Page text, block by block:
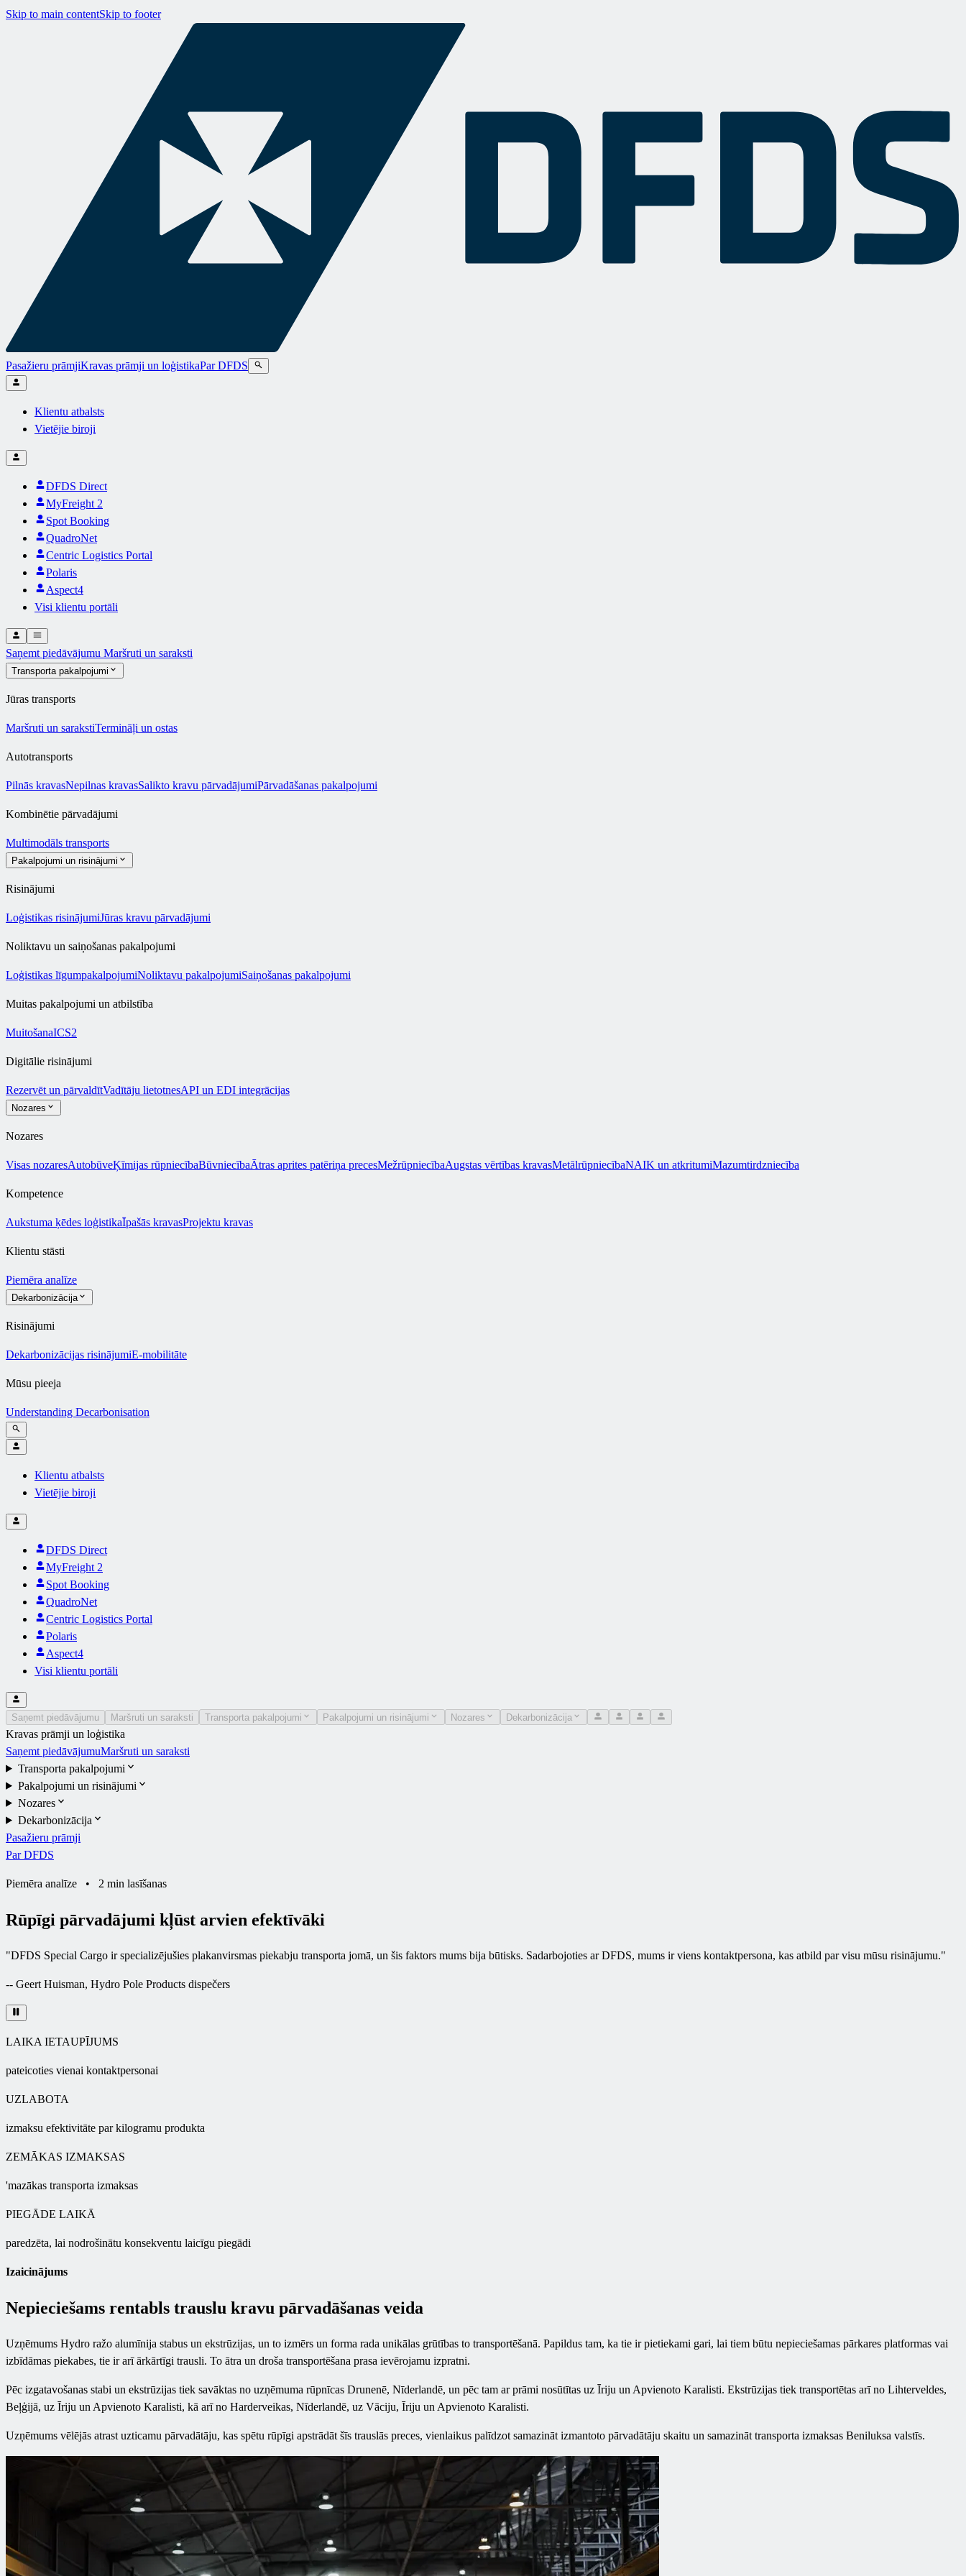
Skip to main contentSkip to footer
Pasažieru prāmjiKravas prāmji un loģistikaPar DFDS
Klientu atbalsts
Vietējie biroji
DFDS Direct
MyFreight 2
Spot Booking
QuadroNet
Centric Logistics Portal
Polaris
Aspect4
Visi klientu portāli
Saņemt piedāvājumu Maršruti un saraksti
Transporta pakalpojumi
Jūras transports
Maršruti un sarakstiTermināļi un ostas
Autotransports
Pilnās kravasNepilnas kravasSalikto kravu pārvadājumiPārvadāšanas pakalpojumi
Kombinētie pārvadājumi
Multimodāls transports
Pakalpojumi un risinājumi
Risinājumi
Loģistikas risinājumiJūras kravu pārvadājumi
Noliktavu un saiņošanas pakalpojumi
Loģistikas līgumpakalpojumiNoliktavu pakalpojumiSaiņošanas pakalpojumi
Muitas pakalpojumi un atbilstība
MuitošanaICS2
Digitālie risinājumi
Rezervēt un pārvaldītVadītāju lietotnesAPI un EDI integrācijas
Nozares
Nozares
Visas nozaresAutobūveĶīmijas rūpniecībaBūvniecībaĀtras aprites patēriņa precesMežrūpniecībaAugstas vērtības kravasMetālrūpniecībaNAIK un atkritumiMazumtirdzniecība
Kompetence
Aukstuma ķēdes loģistikaĪpašās kravasProjektu kravas
Klientu stāsti
Piemēra analīze
Dekarbonizācija
Risinājumi
Dekarbonizācijas risinājumiE-mobilitāte
Mūsu pieeja
Understanding Decarbonisation
Klientu atbalsts
Vietējie biroji
DFDS Direct
MyFreight 2
Spot Booking
QuadroNet
Centric Logistics Portal
Polaris
Aspect4
Visi klientu portāli
Saņemt piedāvājumu Maršruti un saraksti Transporta pakalpojumi Pakalpojumi un risinājumi Nozares Dekarbonizācija
Kravas prāmji un loģistika
Saņemt piedāvājumuMaršruti un saraksti
Transporta pakalpojumi
Pakalpojumi un risinājumi
Nozares
Dekarbonizācija
Pasažieru prāmji
Par DFDS
Piemēra analīze • 2 min lasīšanas
Rūpīgi pārvadājumi kļūst arvien efektīvāki
"DFDS Special Cargo ir specializējušies plakanvirsmas piekabju transporta jomā, un šis faktors mums bija būtisks. Sadarbojoties ar DFDS, mums ir viens kontaktpersona, kas atbild par visu mūsu risinājumu."
-- Geert Huisman, Hydro Pole Products dispečers
LAIKA IETAUPĪJUMS
pateicoties vienai kontaktpersonai
UZLABOTA
izmaksu efektivitāte par kilogramu produkta
ZEMĀKAS IZMAKSAS
'mazākas transporta izmaksas
PIEGĀDE LAIKĀ
paredzēta, lai nodrošinātu konsekventu laicīgu piegādi
Izaicinājums
Nepieciešams rentabls trauslu kravu pārvadāšanas veida
Uzņēmums Hydro ražo alumīnija stabus un ekstrūzijas, un to izmērs un forma rada unikālas grūtības to transportēšanā. Papildus tam, ka tie ir pietiekami gari, lai tiem būtu nepieciešamas pārkares platformas vai
izbīdāmas piekabes, tie ir arī ārkārtīgi trausli. To ātra un droša transportēšana prasa ievērojamu izpratni.
Pēc izgatavošanas stabi un ekstrūzijas tiek savāktas no uzņēmuma rūpnīcas Drunenē, Nīderlandē, un pēc tam ar prāmi nosūtītas uz Īriju un Apvienoto Karalisti. Ekstrūzijas tiek transportētas arī no Lihterveldes,
Beļģijā, uz Īriju un Apvienoto Karalisti, kā arī no Harderveikas, Nīderlandē, uz Vāciju, Īriju un Apvienoto Karalisti.
Uzņēmums vēlējās atrast uzticamu pārvadātāju, kas spētu rūpīgi apstrādāt šīs trauslās preces, vienlaikus palīdzot samazināt izmantoto pārvadātāju skaitu un samazināt transporta izmaksas Beniluksa valstīs.